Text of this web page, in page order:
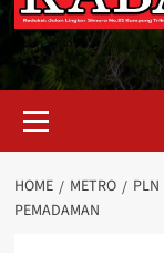
Menu
HOME METRO
PLN
PEMADAMAN